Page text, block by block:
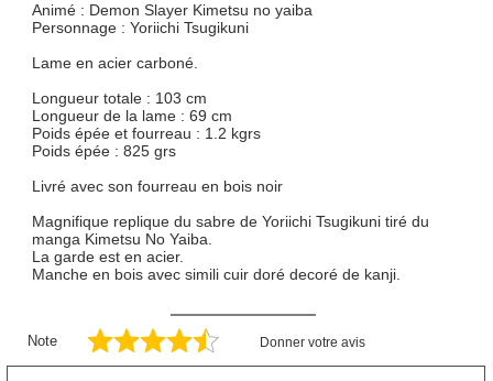
Animé : Demon Slayer Kimetsu no yaiba
Personnage : Yoriichi Tsugikuni
Lame en acier carboné.
Longueur totale : 103 cm
Longueur de la lame : 69 cm
Poids épée et fourreau : 1.2 kgrs
Poids épée : 825 grs
Livré avec son fourreau en bois noir
Magnifique replique du sabre de Yoriichi Tsugikuni tiré du
manga Kimetsu No Yaiba.
La garde est en acier.
Manche en bois avec simili cuir doré decoré de kanji.
Note Donner votre avis